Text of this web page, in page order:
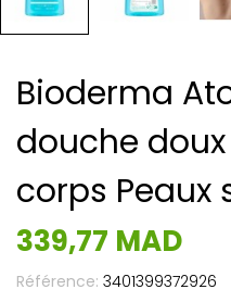
Bioderma
douche
corps Peaux
339,77 MAD
Référence: 3401399372926